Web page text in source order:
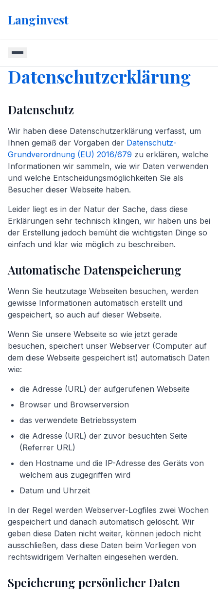
Langinvest
Datenschutzerklärung
Datenschutz
Wir haben diese Datenschutzerklärung verfasst, um
Ihnen gemäß der Vorgaben der Datenschutz-
Grundverordnung (EU) 2016/679 zu erklären, welche
Informationen wir sammeln, wie wir Daten verwenden
und welche Entscheidungsmöglichkeiten Sie als
Besucher dieser Webseite haben.
Leider liegt es in der Natur der Sache, dass diese
Erklärungen sehr technisch klingen, wir haben uns bei
der Erstellung jedoch bemüht die wichtigsten Dinge so
einfach und klar wie möglich zu beschreiben.
Automatische Datenspeicherung
Wenn Sie heutzutage Webseiten besuchen, werden
gewisse Informationen automatisch erstellt und
gespeichert, so auch auf dieser Webseite.
Wenn Sie unsere Webseite so wie jetzt gerade
besuchen, speichert unser Webserver (Computer auf
dem diese Webseite gespeichert ist) automatisch Daten
wie:
die Adresse (URL) der aufgerufenen Webseite
Browser und Browserversion
das verwendete Betriebssystem
die Adresse (URL) der zuvor besuchten Seite
(Referrer URL)
den Hostname und die IP-Adresse des Geräts von
welchem aus zugegriffen wird
Datum und Uhrzeit
In der Regel werden Webserver-Logfiles zwei Wochen
gespeichert und danach automatisch gelöscht. Wir
geben diese Daten nicht weiter, können jedoch nicht
ausschließen, dass diese Daten beim Vorliegen von
rechtswidrigem Verhalten eingesehen werden.
Speicherung persönlicher Daten